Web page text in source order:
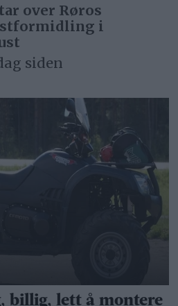
over Røros
i
siden